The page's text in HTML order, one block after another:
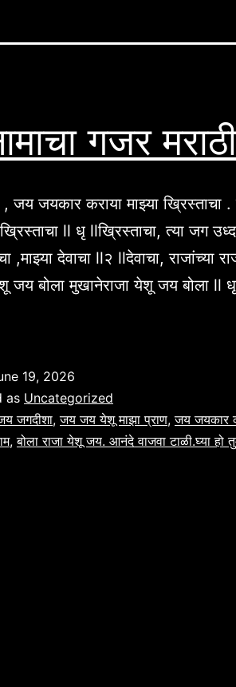
गजर
, जय जयकार कराया माझ्या ख्रिस्ताचा
ख्रिस्ताचा ll धृ llख्रिस्ताचा, त्या जग
,माझ्या देवाचा ll२ llदेवाचा, राजांच्या
जय बोला मुखानेराजा येशू जय बोला
19, 2026
as Uncategorized
जगदीशा,जय जय येशू माझा प्राण,जय जयकार
,बोला राजा येशू जय. आनंदे वाजवा टाळी.घ्या हो